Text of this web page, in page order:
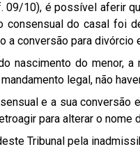
10), é possível aferir
do casal foi
conversão para divórcio
nascimento do menor,
legal, não
e a sua
para alterar o
Tribunal pela